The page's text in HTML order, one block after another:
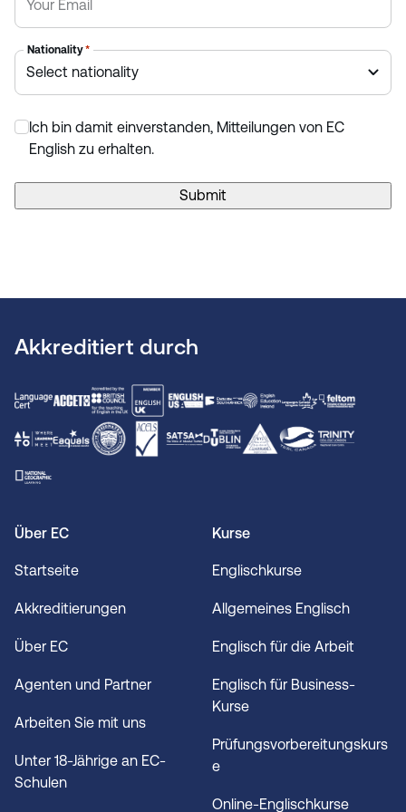
San Diego
Wenn Sie ein Fan des perfekten Wetters, eines
Lebensstils im Freien und des entspannten
kalifornischen Lebensgefühls sind, dann ist San
Nationality*
Ich bin damit einverstanden, Mitteilungen von EC
English zu erhalten.
Submit
Akkreditiert durch
Über EC
Startseite
Akkreditierungen
Über EC
Agenten und Partner
Arbeiten Sie mit uns
Unter 18-Jährige an EC-
Schulen
Kurse
Englischkurse
Allgemeines Englisch
Englisch für die Arbeit
Englisch für Business-
Kurse
Prüfungsvorbereitungskurs
e
Online-Englischkurse